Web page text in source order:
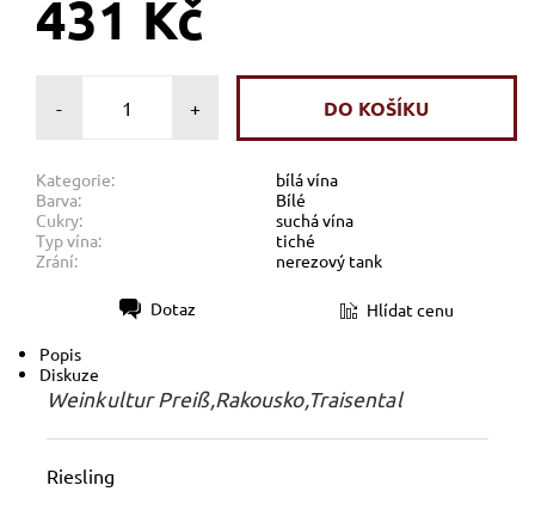
431 Kč
- +
Kategorie:
bílá vína
Barva:
Bílé
Cukry:
suchá vína
Typ vína:
tiché
Zrání:
nerezový tank
Dotaz Hlídat cenu
Popis
Diskuze
Weinkultur Preiß,Rakousko,Traisental
Riesling